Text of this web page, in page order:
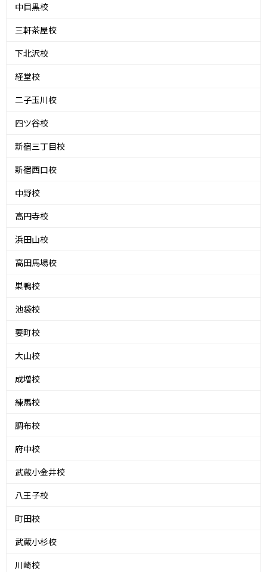
中目黒校
三軒茶屋校
下北沢校
経堂校
二子玉川校
四ツ谷校
新宿三丁目校
新宿西口校
中野校
高円寺校
浜田山校
高田馬場校
巣鴨校
池袋校
要町校
大山校
成増校
練馬校
調布校
府中校
武蔵小金井校
八王子校
町田校
武蔵小杉校
川崎校